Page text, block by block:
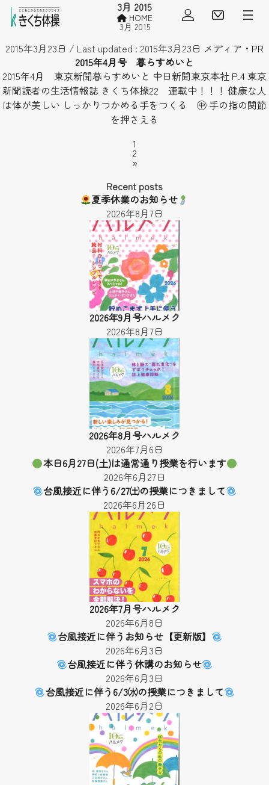
会員ログイン
見学
3月 2015
HOME
3月 2015
2015年3月23日 / Last updated : 2015年3月23日 メディア・PR
2015年4月号 暮らすめいと
2015年4月 東京新聞暮らすめいと 中日新聞東京本社 P.4 東京
新聞読者の生活情報誌 きくち体操22 連載中！！！ 健康な人
は体が美しい しっかりつかめる手をつくる ㊥ 手の指の関節
を押さえる
Page
1
Page
2
»
Recent posts
夏季休業のお知らせ
2026年8月7日
2026年9月号ハルメク
2026年8月7日
2026年8月号ハルメク
2026年7月6日
本日6月27日(土)は通常通り授業を行います
2026年6月27日
台風接近に伴う6/27㈯の授業につきまして
2026年6月26日
2026年7月号ハルメク
2026年6月8日
台風接近に伴うお知らせ【更新版】
2026年6月3日
台風接近に伴う休講のお知らせ
2026年6月3日
台風接近に伴う6/3㈬の授業につきまして
2026年6月2日